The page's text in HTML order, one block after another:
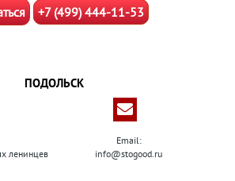
+7 (499) 444-11-53
ПОДОЛЬСК
ленинцев
Email:
info@stogood.ru